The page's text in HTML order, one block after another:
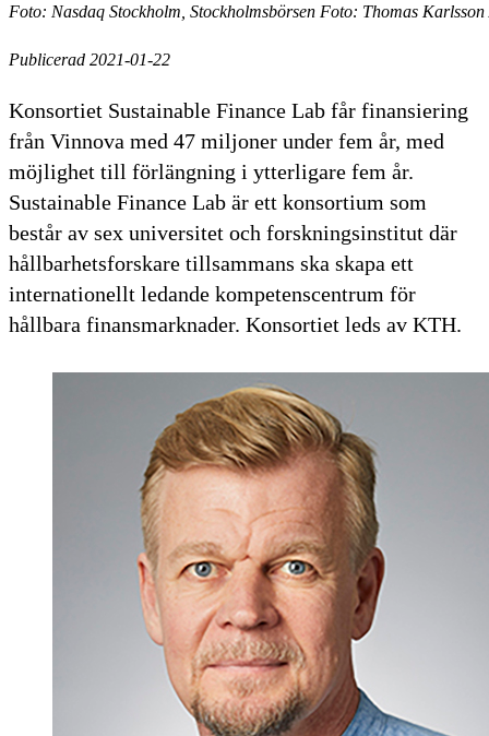
Foto: Nasdaq Stockholm, Stockholmsbörsen Foto: Thomas
Publicerad 2021-01-22
Konsortiet Sustainable Finance Lab får finansiering
från Vinnova med 47 miljoner under fem år, med
möjlighet till förlängning i ytterligare fem år.
Sustainable Finance Lab är ett konsortium som
består av sex universitet och forskningsinstitut där
hållbarhetsforskare tillsammans ska skapa ett
internationellt ledande kompetenscentrum för
hållbara finansmarknader. Konsortiet leds av KTH.